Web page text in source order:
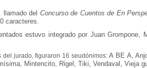
llamado del Concurso de Cuentos de En
caracteres.
estuvo integrado por Juan Grompone,
del jurado, figuraron 16 seudónimos:A BE A,
Mintencito, Rigel, Tiki, Vendaval, Vieja